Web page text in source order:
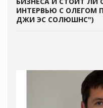
ИНТЕРВЬЮ С ОЛЕГОМ
ДЖИ ЭС СОЛЮШНС")